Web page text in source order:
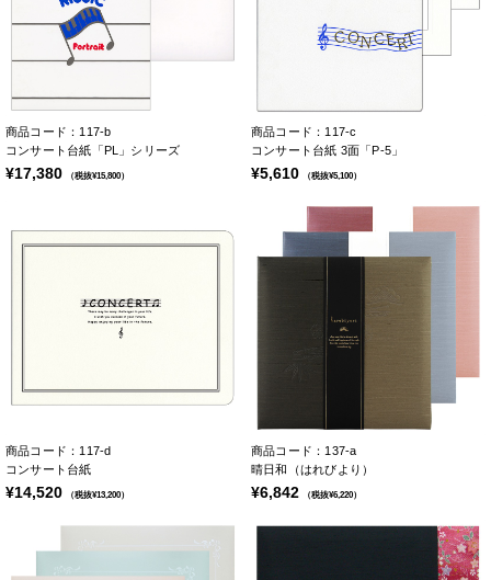
商品コード：117-b
コンサート台紙「PL」シリーズ
¥17,380 （税抜¥15,800）
商品コード：117-c
コンサート台紙 3面「P-5」
¥5,610 （税抜¥5,100）
商品コード：117-d
コンサート台紙
¥14,520 （税抜¥13,200）
商品コード：137-a
晴日和（はれびより）
¥6,842 （税抜¥6,220）